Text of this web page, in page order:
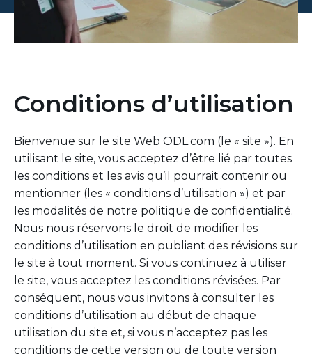
Conditions d’utilisation
Bienvenue sur le site Web ODL.com (le « site »). En
utilisant le site, vous acceptez d’être lié par toutes
les conditions et les avis qu’il pourrait contenir ou
mentionner (les « conditions d’utilisation ») et par
les modalités de notre politique de confidentialité.
Nous nous réservons le droit de modifier les
conditions d’utilisation en publiant des révisions sur
le site à tout moment. Si vous continuez à utiliser
le site, vous acceptez les conditions révisées. Par
conséquent, nous vous invitons à consulter les
conditions d’utilisation au début de chaque
utilisation du site et, si vous n’acceptez pas les
conditions de cette version ou de toute version